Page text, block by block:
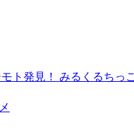
モト発見！ みるくるちっ